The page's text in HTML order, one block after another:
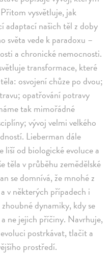
vysvětluje, jak
adaptací našich těl z doby
světa vede k paradoxu –
a chronické nemocnosti.
transformace, které
osvojení chůze po dvou;
opatřování potravy
tak mimořádné
vývoj velmi velkého
Lieberman dále
liší od biologické evoluce a
těla v průběhu zemědělské
se domnívá, že mnohé z
v některých případech i
dynamiky, kdy se
ne jejich příčiny. Navrhuje,
postrkávat, tlačit a
prostředí.